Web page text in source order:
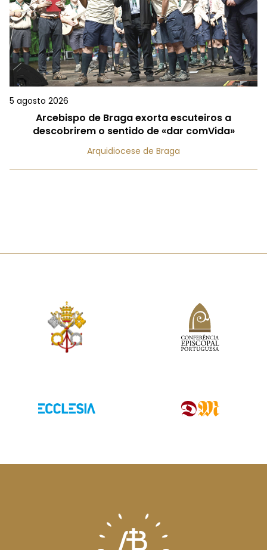
5 agosto 2026
Arcebispo de Braga exorta escuteiros a
descobrirem o sentido de «dar comVida»
Arquidiocese de Braga